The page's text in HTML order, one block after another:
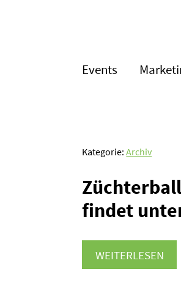
Events
Kategorie:Archiv
findet
WEITERLESEN